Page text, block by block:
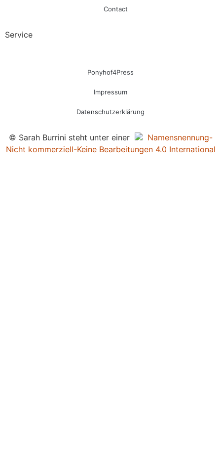
Contact
Service
Ponyhof4Press
Impressum
Datenschutzerklärung
© Sarah Burrini steht unter einer
Namensnennung-
Nicht kommerziell-Keine Bearbeitungen 4.0 International